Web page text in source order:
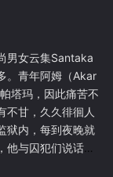
男女云集Santaka
。青年阿姆（Akar
塔玛，因此痛苦不
不甘，久久徘徊人
狱内，每到夜晚就
与囚犯们说话，